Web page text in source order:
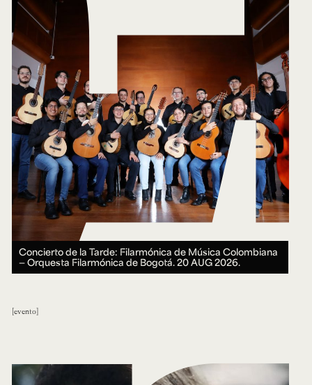
Concierto de la Tarde: Filarmónica de Música Colombiana
— Orquesta Filarmónica de Bogotá.20 AUG 2026.
evento